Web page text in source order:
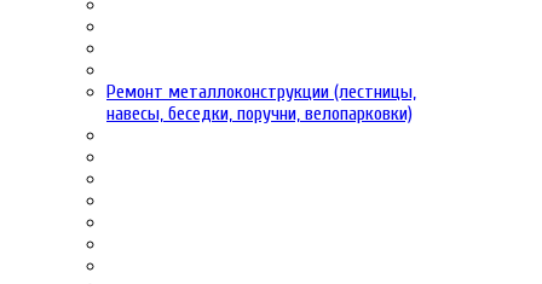
Ремонт металлоконструкции (лестницы,
навесы, беседки, поручни, велопарковки)